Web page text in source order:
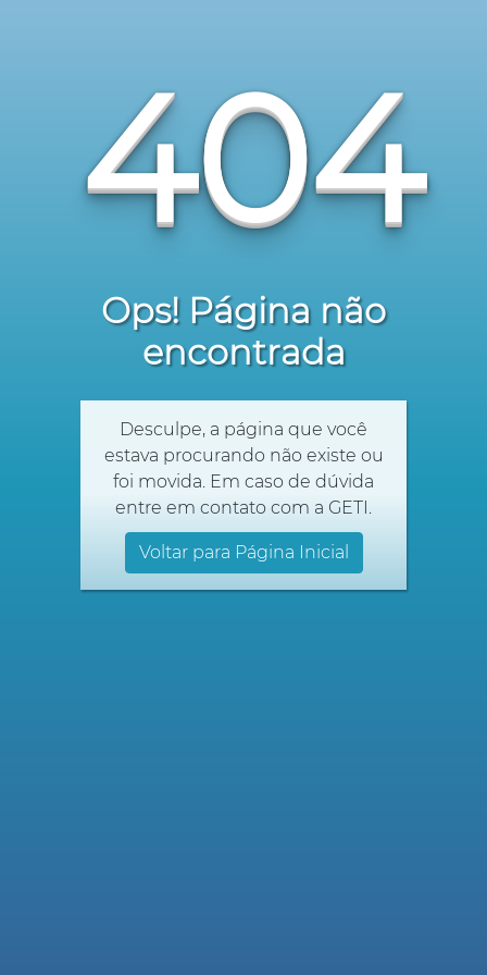
404
Ops! Página não
encontrada
Desculpe, a página que você
estava procurando não existe ou
foi movida. Em caso de dúvida
entre em contato com a GETI.
Voltar para Página Inicial